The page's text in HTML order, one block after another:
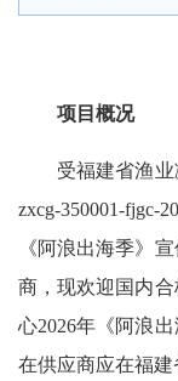
项目概况
受福建省渔业
zxcg-350001-
《阿浪出海季》
商，现欢迎国内
心2026年《阿浪
在供应商应在福建